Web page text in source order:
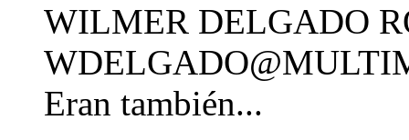
WILMER DELGADO
Eran también...